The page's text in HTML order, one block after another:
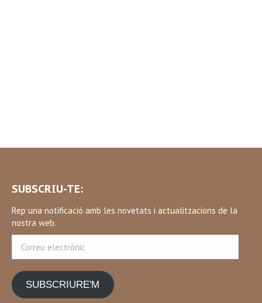
SUBSCRIU-TE:
Rep una notificació amb les novetats i actualitzacions de la
nostra web.
electrònic
SUBSCRIURE'M